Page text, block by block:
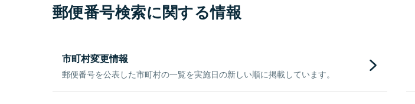
郵便番号検索に関する情報
市町村変更情報
郵便番号を公表した市町村の一覧を実施日の新しい順に掲載しています。